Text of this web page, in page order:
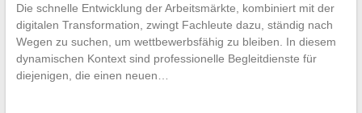
Die schnelle Entwicklung der Arbeitsmärkte, kombiniert mit der
digitalen Transformation, zwingt Fachleute dazu, ständig nach
Wegen zu suchen, um wettbewerbsfähig zu bleiben. In diesem
dynamischen Kontext sind professionelle Begleitdienste für
diejenigen, die einen neuen…